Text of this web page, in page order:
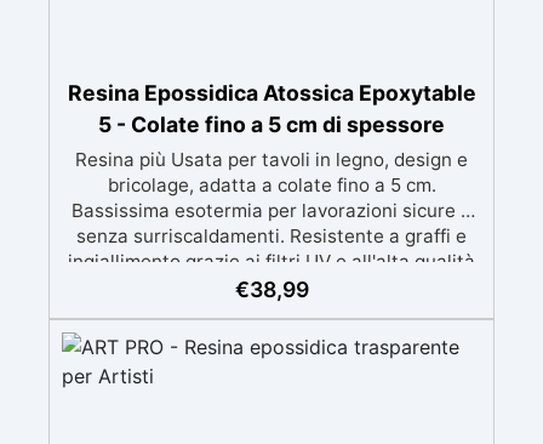
Resina Epossidica Atossica Epoxytable
5 - Colate fino a 5 cm di spessore
Resina più Usata per tavoli in legno, design e
bricolage, adatta a colate fino a 5 cm.
Bassissima esotermia per lavorazioni sicure e
senza surriscaldamenti. Resistente a graffi e
ingiallimento grazie ai filtri UV e all'alta qualità
meccanica. Bassa viscosità per eliminare bolle
BPA/VOC free e certificata per il contatto
prolungato con la pelle.
€38,99